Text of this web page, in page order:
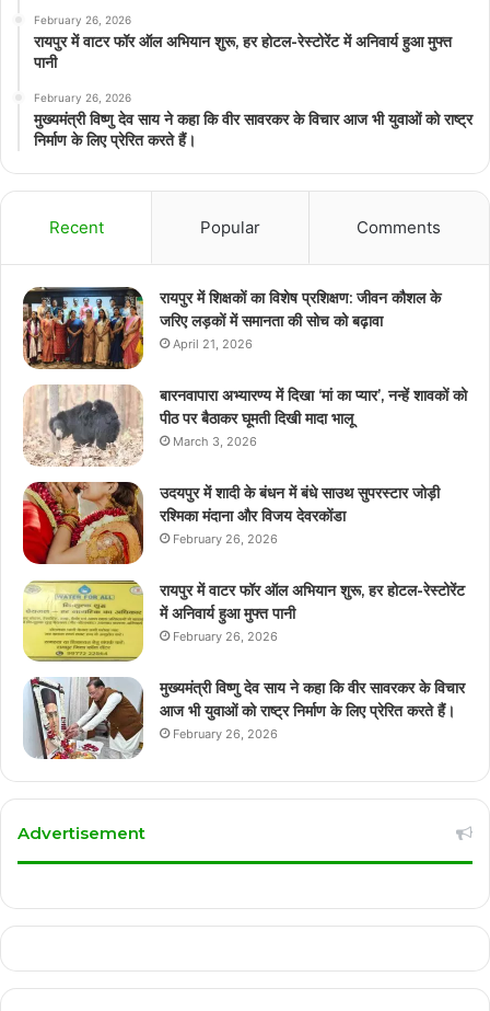
February 26, 2026
रायपुर में वाटर फॉर ऑल अभियान शुरू, हर होटल-रेस्टोरेंट में अनिवार्य हुआ मुफ्त
पानी
February 26, 2026
मुख्यमंत्री विष्णु देव साय ने कहा कि वीर सावरकर के विचार आज भी युवाओं को राष्ट्र
निर्माण के लिए प्रेरित करते हैं।
Recent Popular Comments
रायपुर में शिक्षकों का विशेष प्रशिक्षण: जीवन कौशल के
जरिए लड़कों में समानता की सोच को बढ़ावा
April 21, 2026
बारनवापारा अभ्यारण्य में दिखा ‘मां का प्यार’, नन्हें शावकों को
पीठ पर बैठाकर घूमती दिखी मादा भालू
March 3, 2026
उदयपुर में शादी के बंधन में बंधे साउथ सुपरस्टार जोड़ी
रश्मिका मंदाना और विजय देवरकोंडा
February 26, 2026
रायपुर में वाटर फॉर ऑल अभियान शुरू, हर होटल-रेस्टोरेंट
में अनिवार्य हुआ मुफ्त पानी
February 26, 2026
मुख्यमंत्री विष्णु देव साय ने कहा कि वीर सावरकर के विचार
आज भी युवाओं को राष्ट्र निर्माण के लिए प्रेरित करते हैं।
February 26, 2026
Advertisement